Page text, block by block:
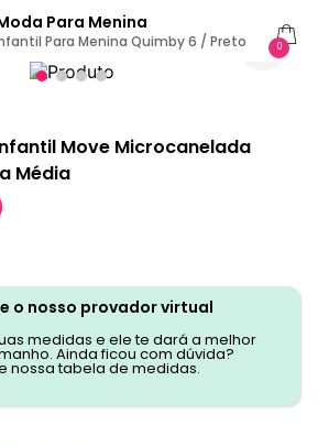
Para Menina
Para Menina Quimby 6 / Preto 0
Move Microcanelada
Média
o nosso provador virtual
medidas e ele te dará a melhor
Ainda ficou com dúvida?
nossa tabela de medidas.